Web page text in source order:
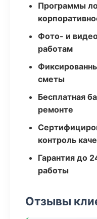
Программы
Фото- и
работам
сметы
Бесплатная
ремонте
контроль
Гарантия до
работы
Отзывы